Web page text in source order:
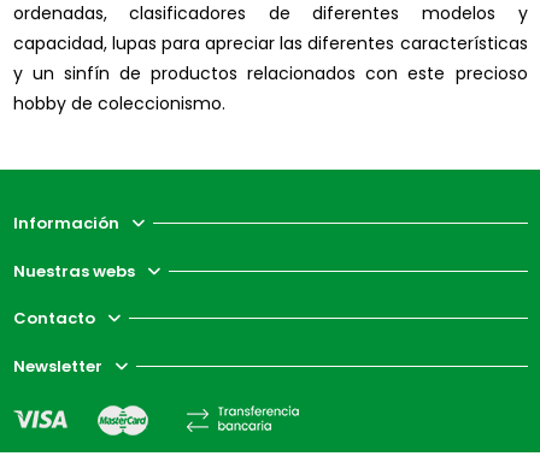
ordenadas, clasificadores de diferentes modelos y
capacidad, lupas para apreciar las diferentes características
y un sinfín de productos relacionados con este precioso
hobby de coleccionismo.
Información
Nuestras webs
Contacto
Newsletter